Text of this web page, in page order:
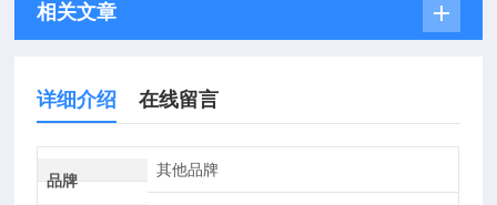
相关文章
详细介绍 在线留言
品牌
其他品牌